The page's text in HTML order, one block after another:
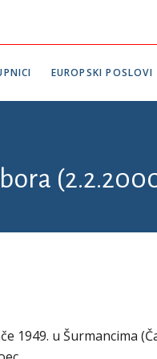
EUROPSKI POSLOVI
1949. u Šurmancima